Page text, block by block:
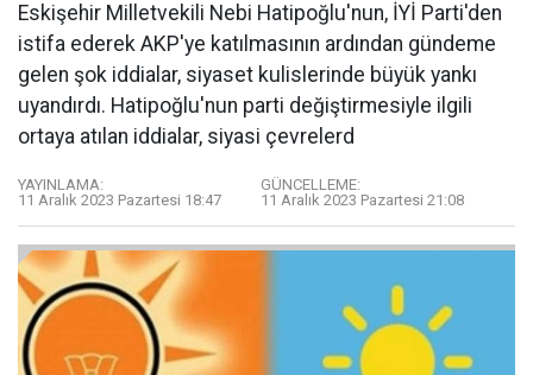
Eskişehir Milletvekili Nebi Hatipoğlu'nun, İYİ Parti'den
istifa ederek AKP'ye katılmasının ardından gündeme
gelen şok iddialar, siyaset kulislerinde büyük yankı
uyandırdı. Hatipoğlu'nun parti değiştirmesiyle ilgili
ortaya atılan iddialar, siyasi çevrelerd
YAYINLAMA:
11 Aralık 2023 Pazartesi 18:47
GÜNCELLEME:
11 Aralık 2023 Pazartesi 21:08